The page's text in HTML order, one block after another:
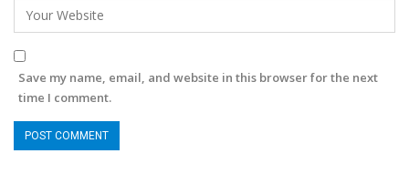
Save my name, email, and website in this browser for the next
time I comment.